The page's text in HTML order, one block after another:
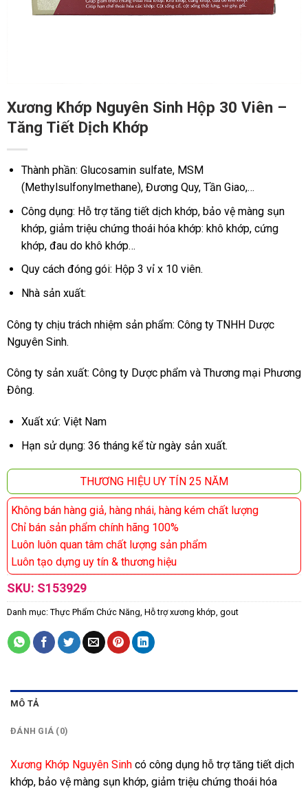
Xương Khớp Nguyên Sinh Hộp 30 Viên –
Tăng Tiết Dịch Khớp
Thành phần: Glucosamin sulfate, MSM
(Methylsulfonylmethane), Đương Quy, Tần Giao,…
Công dụng: Hỗ trợ tăng tiết dịch khớp, bảo vệ màng sụn
khớp, giảm triệu chứng thoái hóa khớp: khô khớp, cứng
khớp, đau do khô khớp…
Quy cách đóng gói: Hộp 3 vỉ x 10 viên.
Nhà sản xuất:
Công ty chịu trách nhiệm sản phẩm: Công ty TNHH Dược
Nguyên Sinh.
Công ty sản xuất: Công ty Dược phẩm và Thương mại Phương
Đông.
Xuất xứ: Việt Nam
Hạn sử dụng: 36 tháng kể từ ngày sản xuất.
THƯƠNG HIỆU UY TÍN 25 NĂM
Không bán hàng giả, hàng nhái, hàng kém chất lượng
Chỉ bán sản phẩm chính hãng 100%
Luôn luôn quan tâm chất lượng sản phẩm
Luôn tạo dựng uy tín & thương hiệu
SKU: S153929
Danh mục: Thực Phẩm Chức Năng Hỗ trợ xương khớp, gout
MÔ TẢ
ĐÁNH GIÁ (0)
Xương Khớp Nguyên Sinh có công dụng hỗ trợ tăng tiết dịch
khớp, bảo vệ màng sụn khớp, giảm triệu chứng thoái hóa